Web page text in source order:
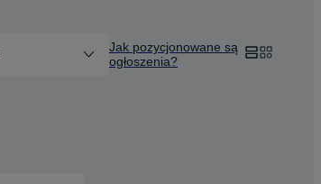
Jak pozycjonowane są
ogłoszenia?